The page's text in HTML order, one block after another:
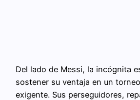
Del lado de Messi, la incógnita
sostener su ventaja en un
exigente. Sus perseguidores,